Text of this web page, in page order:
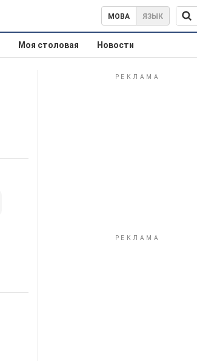
МОВА ЯЗЫК
Моя столовая Новости